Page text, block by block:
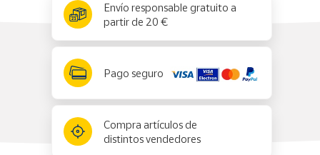
Envío responsable gratuito a
partir de 20 €
Pago seguro
Compra artículos de
distintos vendedores